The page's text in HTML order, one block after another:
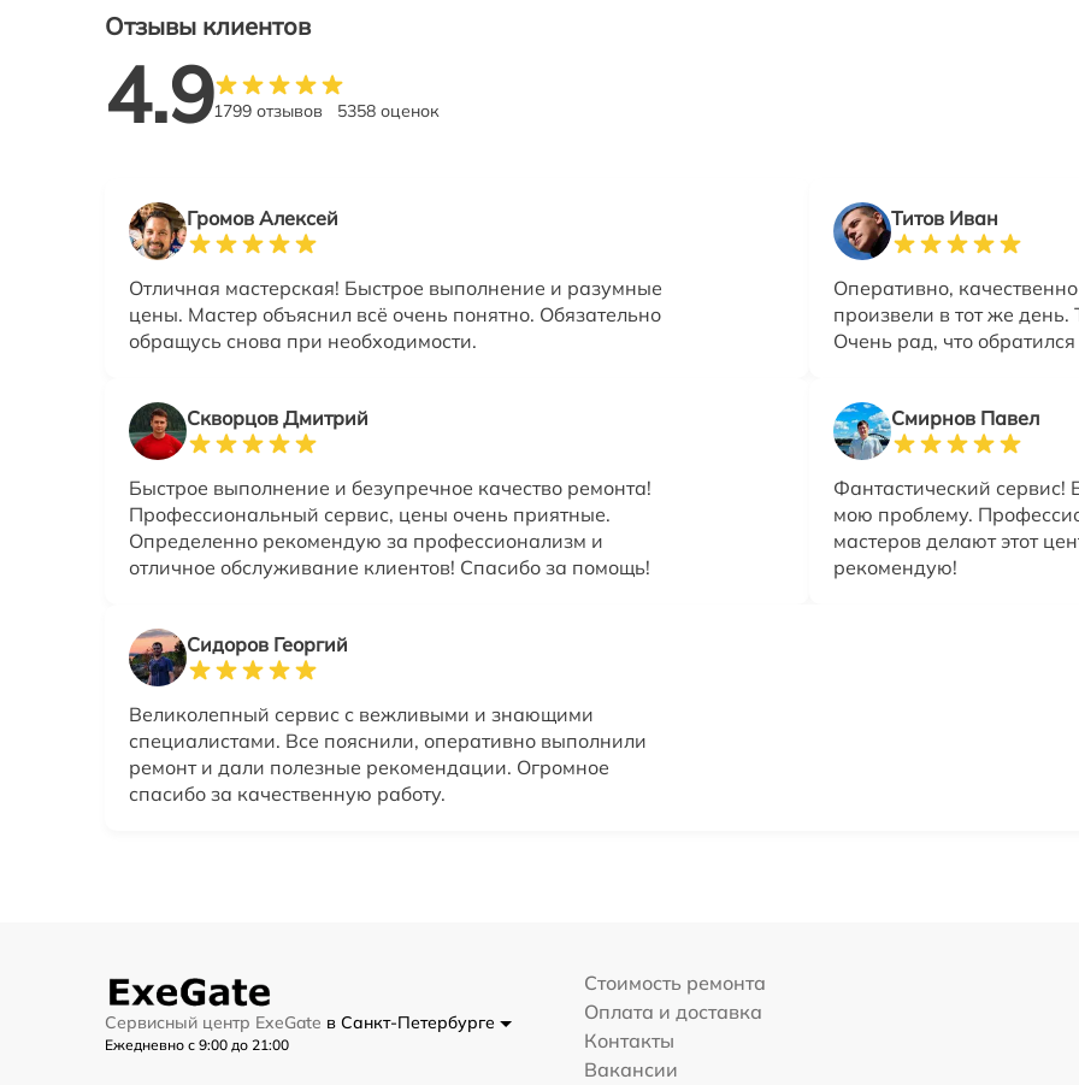
Отзывы клиентов
4.91799 отзывов 5358 оценок
Громов Алексей
Отличная мастерская! Быстрое выполнение и разумные
цены. Мастер объяснил всё очень понятно. Обязательно
обращусь снова при необходимости.
Титов Иван
Оперативно,
произвели в тот же
Очень рад, что
Скворцов Дмитрий
Быстрое выполнение и безупречное качество ремонта!
Профессиональный сервис, цены очень приятные.
Определенно рекомендую за профессионализм и
отличное обслуживание клиентов! Спасибо за помощь!
Смирнов Павел
Фантастический сервис!
мою проблему.
мастеров делают этот
рекомендую!
Сидоров Георгий
Великолепный сервис с вежливыми и знающими
специалистами. Все пояснили, оперативно выполнили
ремонт и дали полезные рекомендации. Огромное
спасибо за качественную работу.
Сервисный центр ExeGate в Санкт-Петербурге
Ежедневно с 9:00 до 21:00
Стоимость ремонта
Оплата и доставка
Контакты
Вакансии